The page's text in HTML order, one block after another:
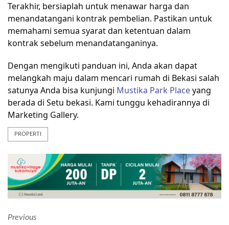
Terakhir, bersiaplah untuk menawar harga dan
menandatangani kontrak pembelian. Pastikan untuk
memahami semua syarat dan ketentuan dalam
kontrak sebelum menandatanganinya.
Dengan mengikuti panduan ini, Anda akan dapat
melangkah maju dalam mencari rumah di Bekasi salah
satunya Anda bisa kunjungi Mustika Park Placeyang
berada di Setu bekasi. Kami tunggu kehadirannya di
Marketing Gallery.
PROPERTI
Previous